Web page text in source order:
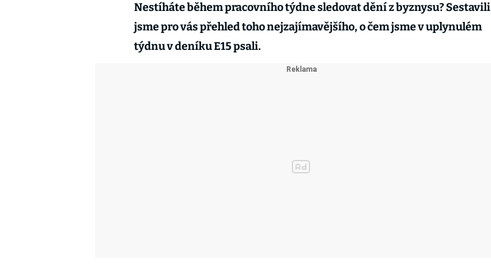
Nestíháte během pracovního týdne sledovat dění z byznysu? Sestavili
jsme pro vás přehled toho nejzajímavějšího, o čem jsme v uplynulém
týdnu v deníku E15 psali.